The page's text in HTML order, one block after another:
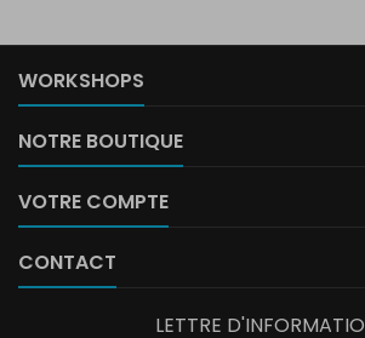
WORKSHOPS
NOTRE BOUTIQUE
VOTRE COMPTE
CONTACT
LETTRE